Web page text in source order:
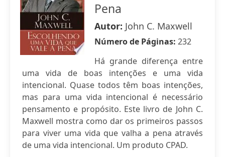
Pena
Autor: John C. Maxwell
Número de Páginas: 232
Há grande diferença entre
uma vida de boas intenções e uma vida
intencional. Quase todos têm boas intenções,
mas para uma vida intencional é necessário
pensamento e propósito. Este livro de John C.
Maxwell mostra como dar os primeiros passos
para viver uma vida que valha a pena através
de uma vida intencional. Um produto CPAD.